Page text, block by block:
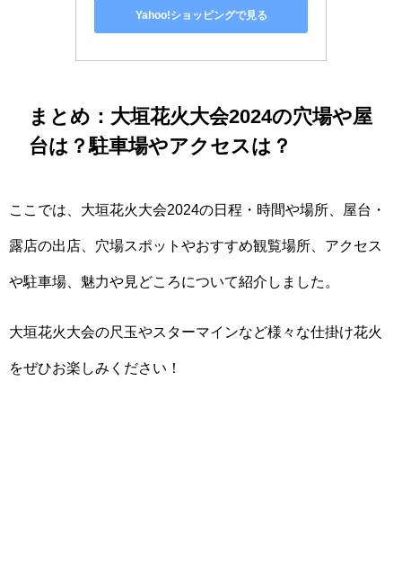
Yahoo!ショッピングで見る
まとめ：大垣花火大会2024の穴場や屋
台は？駐車場やアクセスは？
ここでは、大垣花火大会2024の日程・時間や場所、屋台・
露店の出店、穴場スポットやおすすめ観覧場所、アクセス
や駐車場、魅力や見どころについて紹介しました。
大垣花火大会の尺玉やスターマインなど様々な仕掛け花火
をぜひお楽しみください！